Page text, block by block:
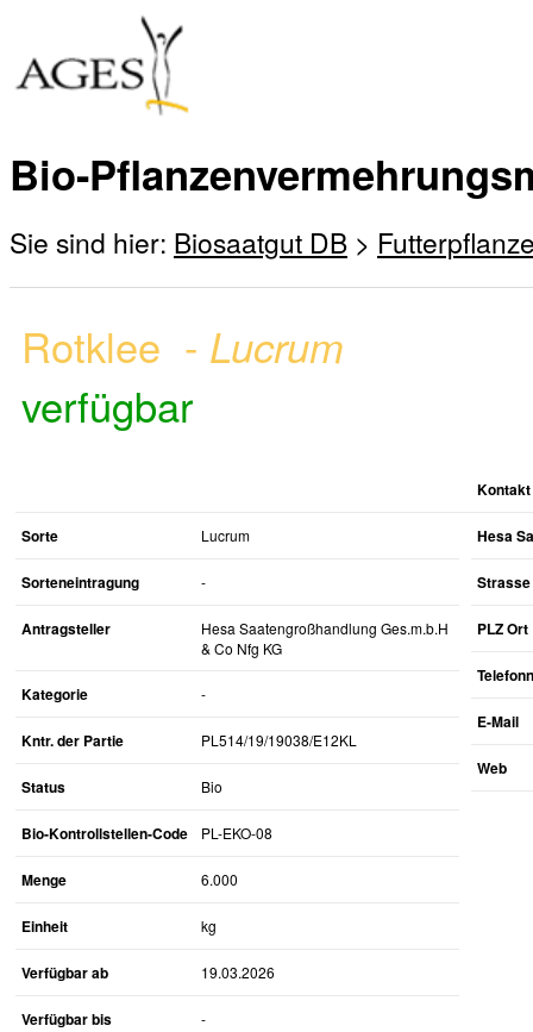
Bio-
Sie sind hier: Biosaatgut DB >
Rotklee - Lucrum
verfügbar
Sorte Lucrum
Sorteneintragung -
Antragsteller
Hesa Saatengroßhandlung Ges.m.b.H
& Co Nfg KG
Kategorie -
Kntr. der Partie PL514/19/19038/E12KL
Status Bio
Bio-Kontrollstellen-Code PL-EKO-08
Menge 6.000
Einheit kg
Verfügbar ab 19.03.2026
Verfügbar bis -
Kontakt
Hesa
Strasse
PLZ Ort
E-Mail
Web